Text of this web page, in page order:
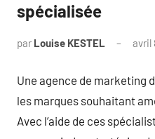
spécialisée
par Louise KESTEL avril
Une agence de marketing
les marques souhaitant
Avec l’aide de ces